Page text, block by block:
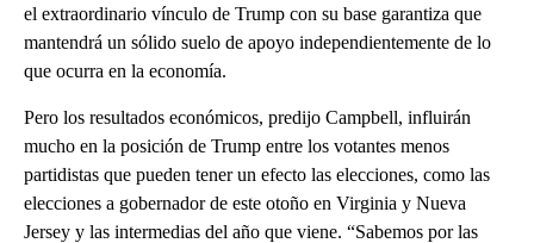
el extraordinario vínculo de Trump con su base garantiza que
mantendrá un sólido suelo de apoyo independientemente de lo
que ocurra en la economía.
Pero los resultados económicos, predijo Campbell, influirán
mucho en la posición de Trump entre los votantes menos
partidistas que pueden tener un efecto las elecciones, como las
elecciones a gobernador de este otoño en Virginia y Nueva
Jersey y las intermedias del año que viene. “Sabemos por las